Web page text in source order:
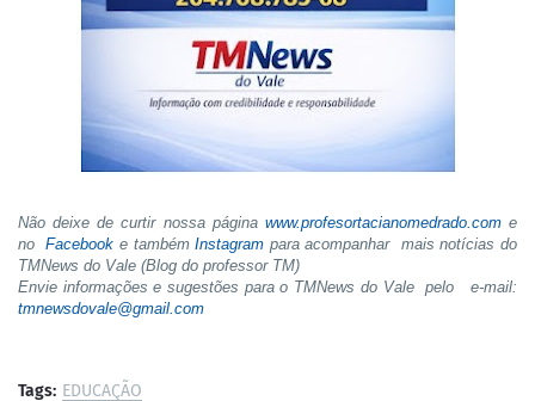
Não deixe de curtir nossa página www.profesortacianomedrado.come
noFacebook e tambémInstagram para acompanhar mais notícias do
TMNews do Vale (Blog do professor TM)
Envie informações e sugestões para o TMNews do Vale pelo e-mail:
tmnewsdovale@gmail.com
Tags: EDUCAÇÃO